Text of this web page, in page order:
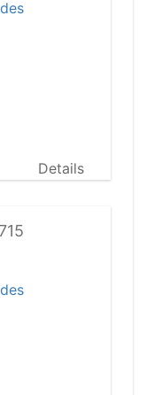
Details